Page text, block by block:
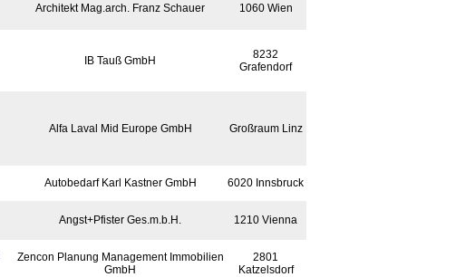
Architekt Mag.arch. Franz Schauer 1060 Wien
IB Tauß GmbH
8232
Grafendorf
Alfa Laval Mid Europe GmbH Großraum Linz
Autobedarf Karl Kastner GmbH 6020 Innsbruck
Angst+Pfister Ges.m.b.H. 1210 Vienna
Zencon Planung Management Immobilien
GmbH
2801
Katzelsdorf